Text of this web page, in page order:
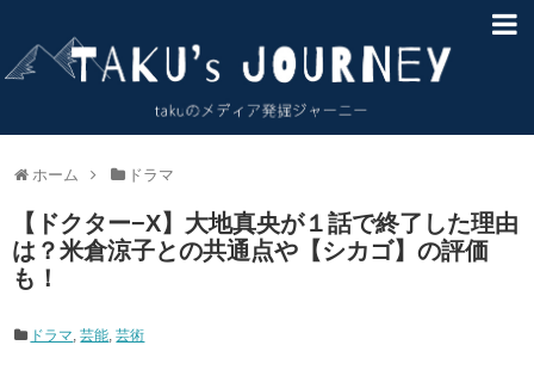
ホーム ドラマ
【ドクター−X】大地真央が１話で終了した理由
は？米倉涼子との共通点や【シカゴ】の評価
も！
ドラマ,芸能,芸術
HOME
サイトマップ
お問い合わせ
免責事項